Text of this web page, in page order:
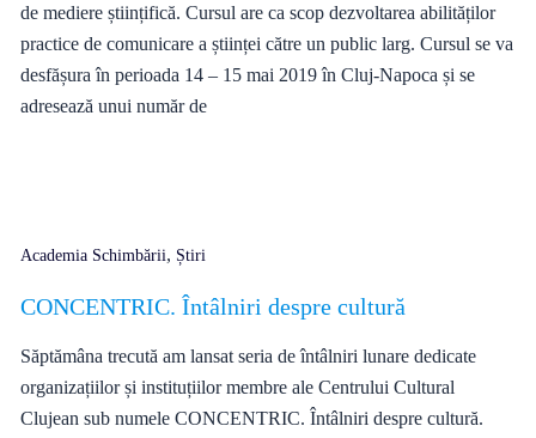
de mediere științifică. Cursul are ca scop dezvoltarea abilităților
practice de comunicare a științei către un public larg. Cursul se va
desfășura în perioada 14 – 15 mai 2019 în Cluj-Napoca și se
adresează unui număr de
Academia Schimbării, Știri
CONCENTRIC. Întâlniri despre cultură
Săptămâna trecută am lansat seria de întâlniri lunare dedicate
organizațiilor și instituțiilor membre ale Centrului Cultural
Clujean sub numele CONCENTRIC. Întâlniri despre cultură.